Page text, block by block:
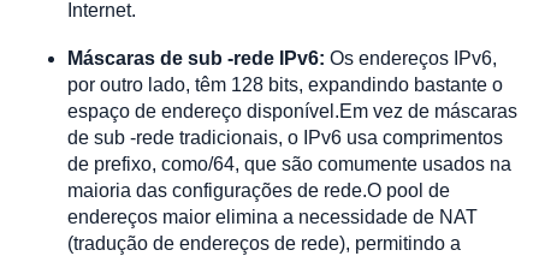
Internet.
Máscaras de sub -rede IPv6: Os endereços IPv6,
por outro lado, têm 128 bits, expandindo bastante o
espaço de endereço disponível.Em vez de máscaras
de sub -rede tradicionais, o IPv6 usa comprimentos
de prefixo, como/64, que são comumente usados ​​na
maioria das configurações de rede.O pool de
endereços maior elimina a necessidade de NAT
(tradução de endereços de rede), permitindo a